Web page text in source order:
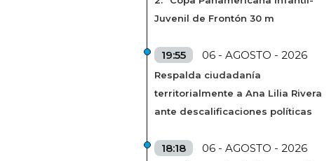
Juvenil de Frontón 30 m
19:55 06 - AGOSTO - 2026
Respalda ciudadanía
territorialmente a Ana Lilia Rivera
ante descalificaciones políticas
18:18 06 - AGOSTO - 2026